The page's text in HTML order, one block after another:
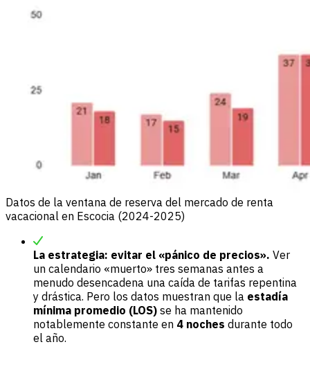
Datos de la ventana de reserva del mercado de renta
vacacional en Escocia (2024-2025)
La estrategia: evitar el «pánico de precios». Ver
un calendario «muerto» tres semanas antes a
menudo desencadena una caída de tarifas repentina
y drástica. Pero los datos muestran que la estadía
mínima promedio (LOS) se ha mantenido
notablemente constante en 4 noches durante todo
el año.